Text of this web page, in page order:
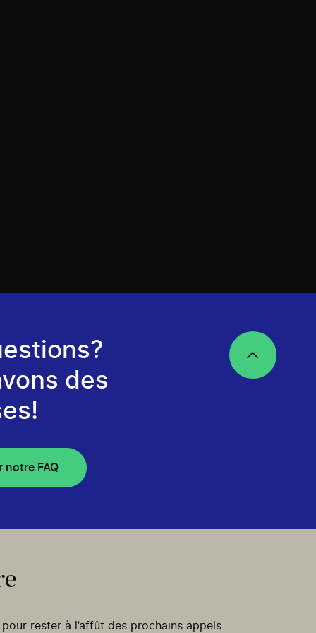
des
notre FAQ
rester à l’affût des prochains appels